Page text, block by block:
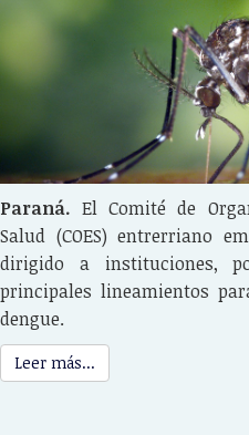
Paraná.El Comité de
Salud (COES) entrerriano
dirigido a instituciones,
principales lineamientos
dengue.
Leer más...